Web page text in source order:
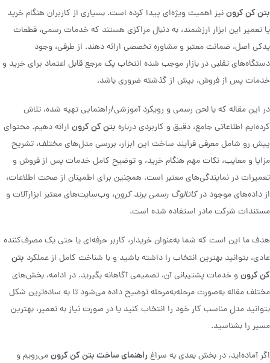
بتن کن کروننیز اهمیت ویژه‌ای پیدا کرده است. بسیاری از کاربران هنگام خرید
یا تعمیر این ابزار ارزشمند، به دنبال مراکزی هستند که خدمات رسمی، قطعات
یدکی اصل، ضمانت معتبر و مشاوره تخصصی ارائه دهند. از طرفی، وجود
دستگاه‌های تقلبی در بازار موجب شده انتخاب یک مرجع قابل اعتماد برای خرید و
خدمات پس از فروش، بیش از گذشته ضروری باشد.
در این مقاله که با لحن رسمی و رویکرد آموزشی/راهنمایی تهیه شده، تلاش
کرده‌ایم اطلاعاتی جامع، دقیق و کاربردی درباره بتن کن کرون ارائه دهیم. محتوای
پیش رو شامل معرفی فرآیند ساخت این ابزار، بررسی مدل‌های مختلف، تشریح
مزایا و معایب، نکات مهم هنگام خرید، و توضیح کامل خدمات پس از فروش و
تعمیرات در نمایندگی‌های معتبر است. همچنین برای اطمینان از صحت اطلاعات،
از داده‌های موجود درکاتالوگ رسمی برند کرون، وب‌سایت‌های معتبر ابزارآلات و
مستندات شرکت مادر استفاده شده است.
هدف ما این است که شما به‌عنوان خریدار، کاربر حرفه‌ای یا حتی یک مصرف‌کننده
عادی، بتوانید بهترین انتخاب را داشته باشید و با شناخت کامل از عملکرد بتن
کن کرونو خدمات پشتیبانی آن، تصمیمی آگاهانه بگیرید. در ادامه، بخش‌های
مختلف مقاله به‌صورت مرحله‌به‌مرحله توضیح داده می‌شود تا به ساده‌ترین شکل
بتوانید مدل مناسب کار خود را انتخاب کنید یا در صورت نیاز به تعمیر، بهترین
مسیر را بشناسید.
اگر آماده‌اید، در بخش بعدی به سراغراهنمای ساخت بتن کن کرونمی‌رویم و